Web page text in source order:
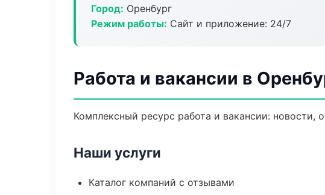
Город: Оренбург
Режим работы: Сайт и приложение: 24/7
Работа и вакансии в
Комплексный ресурс работа и вакансии: новости,
Наши услуги
Каталог компаний с отзывами